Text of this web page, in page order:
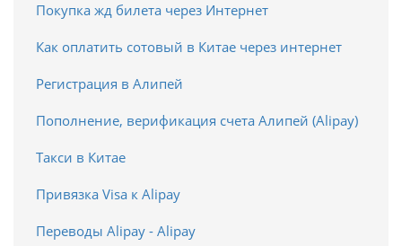
Покупка жд билета через Интернет
Как оплатить сотовый в Китае через интернет
Регистрация в Алипей
Пополнение, верификация счета Алипей (Alipay)
Такси в Китае
Привязка Visa к Alipay
Переводы Alipay - Alipay